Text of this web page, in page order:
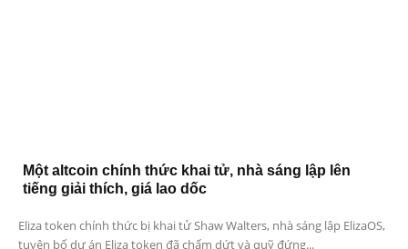
Một altcoin chính thức khai tử, nhà sáng lập lên
tiếng giải thích, giá lao dốc
Eliza token chính thức bị khai tử Shaw Walters, nhà sáng lập ElizaOS,
tuyên bố dự án Eliza token đã chấm dứt và quỹ đứng...